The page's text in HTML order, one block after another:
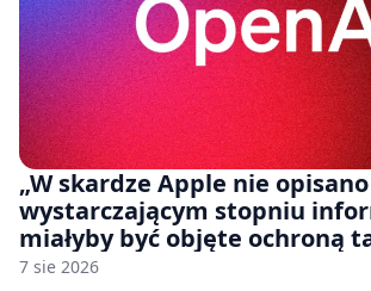
„W skardze Apple nie
wystarczającym stopniu
miałyby być objęte ochroną
handlowej”. OpenAI żąda
7 sie 2026